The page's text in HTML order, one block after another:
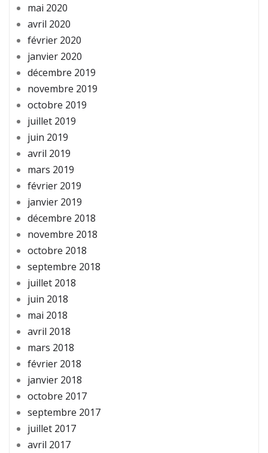
mai 2020
avril 2020
février 2020
janvier 2020
décembre 2019
novembre 2019
octobre 2019
juillet 2019
juin 2019
avril 2019
mars 2019
février 2019
janvier 2019
décembre 2018
novembre 2018
octobre 2018
septembre 2018
juillet 2018
juin 2018
mai 2018
avril 2018
mars 2018
février 2018
janvier 2018
octobre 2017
septembre 2017
juillet 2017
avril 2017